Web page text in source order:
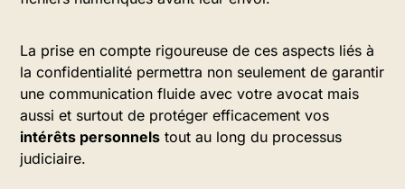
La prise en compte rigoureuse de ces aspects liés à
la confidentialité permettra non seulement de garantir
une communication fluide avec votre avocat mais
aussi et surtout de protéger efficacement vos
intérêts personnels tout au long du processus
judiciaire.